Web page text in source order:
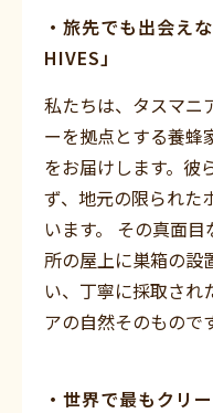
・旅先でも出会え
HIVES」
私たちは、タスマニ
ーを拠点とする養蜂
をお届けします。彼
ず、地元の限られた
います。 その真面
所の屋上に巣箱の設
い、丁寧に採取され
アの自然そのもので
・世界で最もクリ